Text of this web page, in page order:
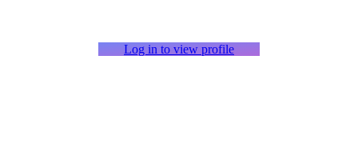
Log in to view profile